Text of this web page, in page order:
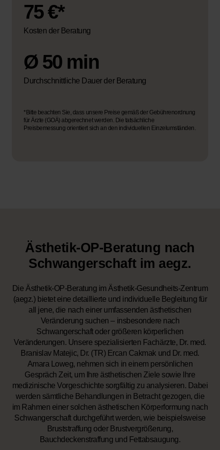
75 €*
Kosten der Beratung
Ø 50 min
Durchschnittliche Dauer der Beratung
*Bitte beachten Sie, dass unsere Preise gemäß der Gebührenordnung
für Ärzte (GOÄ) abgerechnet werden. Die tatsächliche
Preisbemessung orientiert sich an den individuellen Einzelumständen.
Ästhetik-OP-Beratung nach
Schwangerschaft im aegz.
Die Ästhetik-OP-Beratung im Ästhetik-Gesundheits-Zentrum
(aegz.) bietet eine detaillierte und individuelle Begleitung für
all jene, die nach einer umfassenden ästhetischen
Veränderung suchen – insbesondere nach
Schwangerschaft oder größeren körperlichen
Veränderungen. Unsere spezialisierten Fachärzte, Dr. med.
Branislav Matejic, Dr. (TR) Ercan Cakmak und Dr. med.
Amara Loweg, nehmen sich in einem persönlichen
Gespräch Zeit, um Ihre ästhetischen Ziele sowie Ihre
medizinische Vorgeschichte sorgfältig zu analysieren. Dabei
werden sämtliche Behandlungen in Betracht gezogen, die
im Rahmen einer solchen ästhetischen Körperformung nach
Schwangerschaft durchgeführt werden, wie beispielsweise
Bruststraffung oder Brustvergrößerung,
Bauchdeckenstraffung und Fettabsaugung.